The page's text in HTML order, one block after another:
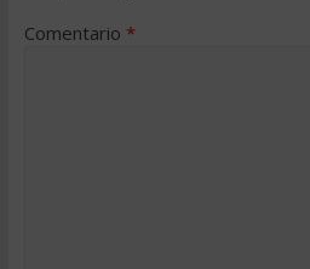
Comentario *